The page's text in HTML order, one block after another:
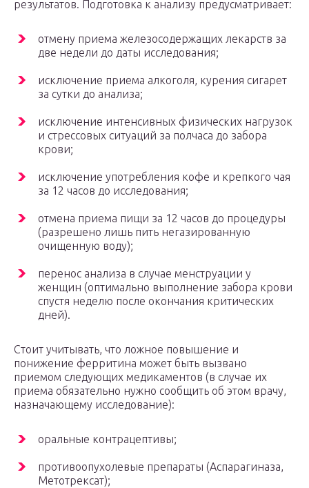
результатов. Подготовка к анализу предусматривает:
отмену приема железосодержащих лекарств за
две недели до даты исследования;
исключение приема алкоголя, курения сигарет
за сутки до анализа;
исключение интенсивных физических нагрузок
и стрессовых ситуаций за полчаса до забора
крови;
исключение употребления кофе и крепкого чая
за 12 часов до исследования;
отмена приема пищи за 12 часов до процедуры
(разрешено лишь пить негазированную
очищенную воду);
перенос анализа в случае менструации у
женщин (оптимально выполнение забора крови
спустя неделю после окончания критических
дней).
Стоит учитывать, что ложное повышение и
понижение ферритина может быть вызвано
приемом следующих медикаментов (в случае их
приема обязательно нужно сообщить об этом врачу,
назначающему исследование):
оральные контрацептивы;
противоопухолевые препараты (Аспарагиназа,
Метотрексат);